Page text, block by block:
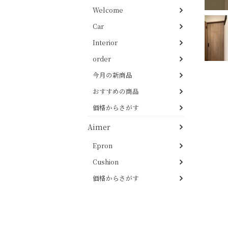
Welcome
Car
Interior
order
今月の新商品
おすすめの商品
価格からさがす
Aimer
Epron
Cushion
価格からさがす